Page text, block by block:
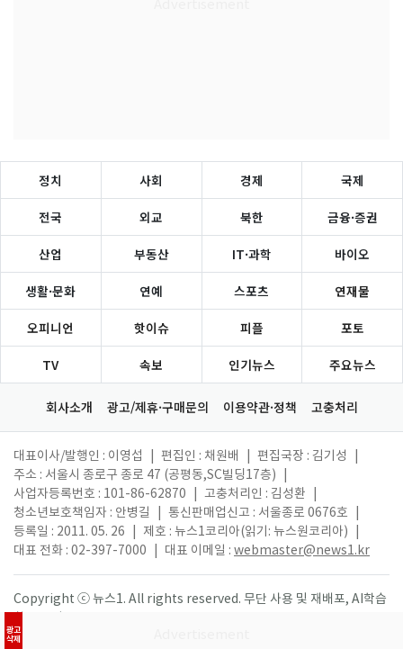
광고
삭제
정치 사회 경제 국제
전국 외교 북한 금융·증권
산업 부동산 IT·과학 바이오
생활·문화 연예 스포츠 연재물
오피니언 핫이슈 피플 포토
TV 속보 인기뉴스 주요뉴스
회사소개 광고/제휴·구매문의 이용약관·정책 고충처리
대표이사/발행인 : 이영섭 편집인 : 채원배 편집국장 : 김기성
주소 : 서울시 종로구 종로 47 (공평동,SC빌딩17층)
사업자등록번호 : 101-86-62870
고충처리인 : 김성환
청소년보호책임자 : 안병길
통신판매업신고 : 서울종로 0676호
등록일 : 2011. 05. 26
제호 : 뉴스1코리아(읽기: 뉴스원코리아)
대표 전화 : 02-397-7000
대표 이메일 : webmaster@news1.kr
Copyright ⓒ 뉴스1. All rights reserved. 무단 사용 및 재배포, AI학습
활용 금지.